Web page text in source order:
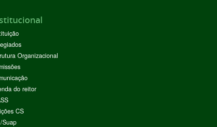
Organizacional
do reitor
CS
Suap